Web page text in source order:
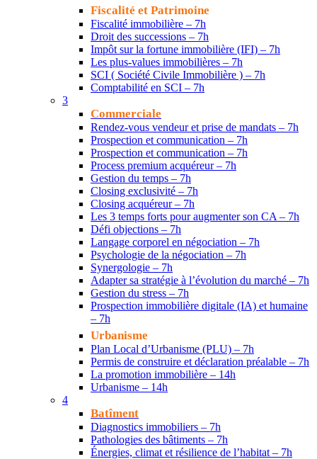
Fiscalité et Patrimoine
Fiscalité immobilière – 7h
Droit des successions – 7h
Impôt sur la fortune immobilière (IFI) – 7h
Les plus-values immobilières – 7h
SCI ( Société Civile Immobilière ) – 7h
Comptabilité en SCI – 7h
3
Commerciale
Rendez-vous vendeur et prise de mandats – 7h
Prospection et communication – 7h
Prospection et communication – 7h
Process premium acquéreur – 7h
Gestion du temps – 7h
Closing exclusivité – 7h
Closing acquéreur – 7h
Les 3 temps forts pour augmenter son CA – 7h
Défi objections – 7h
Langage corporel en négociation – 7h
Psychologie de la négociation – 7h
Synergologie – 7h
Adapter sa stratégie à l’évolution du marché – 7h
Gestion du stress – 7h
Prospection immobilière digitale (IA) et humaine
– 7h
Urbanisme
Plan Local d’Urbanisme (PLU) – 7h
Permis de construire et déclaration préalable – 7h
La promotion immobilière – 14h
Urbanisme – 14h
4
Batîment
Diagnostics immobiliers – 7h
Pathologies des bâtiments – 7h
Énergies, climat et résilience de l’habitat – 7h